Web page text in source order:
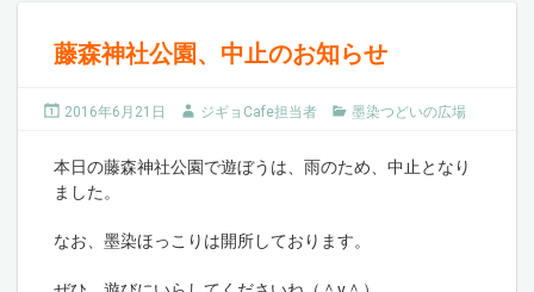
藤森神社公園、中止のお知らせ
2016年6月21日 ジギョCafe担当者 墨染つどいの広場
本日の藤森神社公園で遊ぼうは、雨のため、中止となり
ました。
なお、墨染ほっこりは開所しております。